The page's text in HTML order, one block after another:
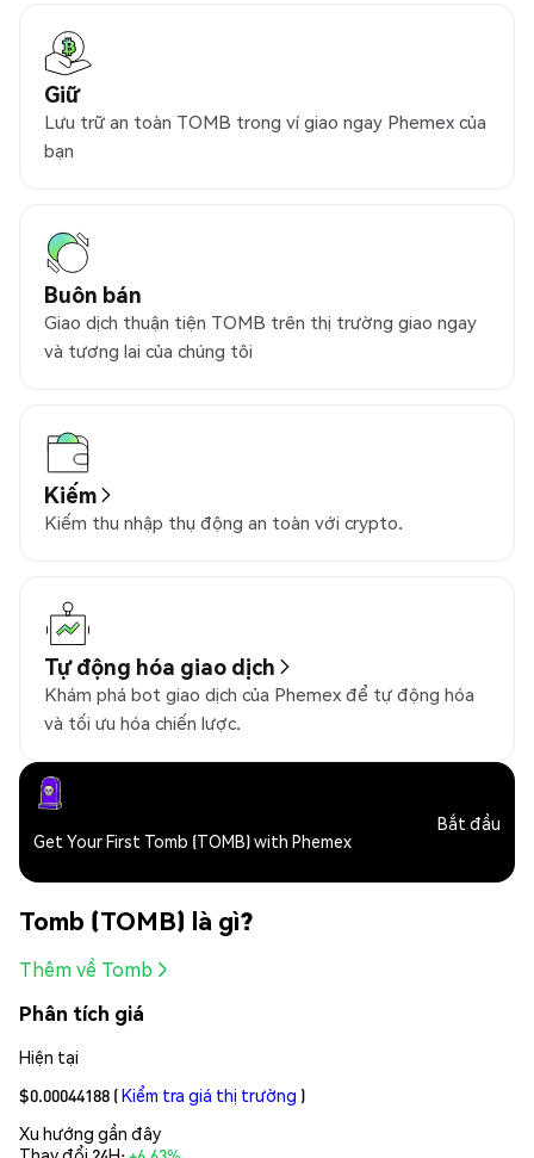
Giữ
Lưu trữ an toàn TOMB trong ví giao ngay Phemex của
bạn
Buôn bán
Giao dịch thuận tiện TOMB trên thị trường giao ngay
và tương lai của chúng tôi
Kiếm
Kiếm thu nhập thụ động an toàn với crypto.
Tự động hóa giao dịch
Khám phá bot giao dịch của Phemex để tự động hóa
và tối ưu hóa chiến lược.
Get Your First Tomb (TOMB) with Phemex
Bắt đầu
Tomb (TOMB) là gì?
Thêm về Tomb
Phân tích giá
Hiện tại
$0.00044188 (Kiểm tra giá thị trường )
Xu hướng gần đây